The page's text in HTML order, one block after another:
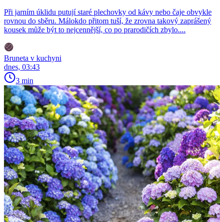
Při jarním úklidu putují staré plechovky od kávy nebo čaje obvykle
rovnou do sběru. Málokdo přitom tuší, že zrovna takový zaprášený
kousek může být to nejcennější, co po prarodičích zbylo....
Bruneta v kuchyni
dnes, 03:43
3 min